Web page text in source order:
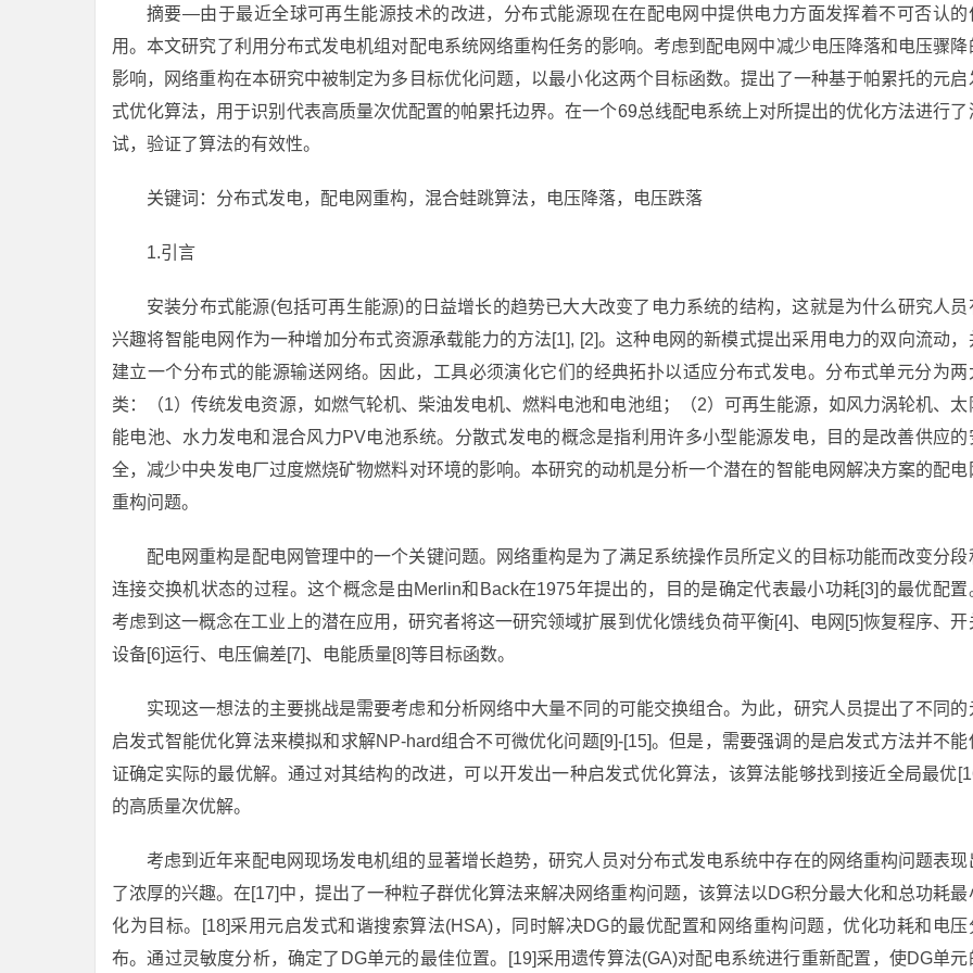
摘要—由于最近全球可再生能源技术的改进，分布式能源现在在配电网中提供电力方面发挥着不可否认的
用。本文研究了利用分布式发电机组对配电系统网络重构任务的影响。考虑到配电网中减少电压降落和电压骤降
影响，网络重构在本研究中被制定为多目标优化问题，以最小化这两个目标函数。提出了一种基于帕累托的元启
式优化算法，用于识别代表高质量次优配置的帕累托边界。在一个69总线配电系统上对所提出的优化方法进行了
试，验证了算法的有效性。
关键词：分布式发电，配电网重构，混合蛙跳算法，电压降落，电压跌落
1.引言
安装分布式能源(包括可再生能源)的日益增长的趋势已大大改变了电力系统的结构，这就是为什么研究人员
兴趣将智能电网作为一种增加分布式资源承载能力的方法[1], [2]。这种电网的新模式提出采用电力的双向流动，
建立一个分布式的能源输送网络。因此，工具必须演化它们的经典拓扑以适应分布式发电。分布式单元分为两
类：（1）传统发电资源，如燃气轮机、柴油发电机、燃料电池和电池组；（2）可再生能源，如风力涡轮机、太
能电池、水力发电和混合风力PV电池系统。分散式发电的概念是指利用许多小型能源发电，目的是改善供应的
全，减少中央发电厂过度燃烧矿物燃料对环境的影响。本研究的动机是分析一个潜在的智能电网解决方案的配电
重构问题。
配电网重构是配电网管理中的一个关键问题。网络重构是为了满足系统操作员所定义的目标功能而改变分段
连接交换机状态的过程。这个概念是由Merlin和Back在1975年提出的，目的是确定代表最小功耗[3]的最优配置
考虑到这一概念在工业上的潜在应用，研究者将这一研究领域扩展到优化馈线负荷平衡[4]、电网[5]恢复程序、开
设备[6]运行、电压偏差[7]、电能质量[8]等目标函数。
实现这一想法的主要挑战是需要考虑和分析网络中大量不同的可能交换组合。为此，研究人员提出了不同的
启发式智能优化算法来模拟和求解NP-hard组合不可微优化问题[9]-[15]。但是，需要强调的是启发式方法并不能
证确定实际的最优解。通过对其结构的改进，可以开发出一种启发式优化算法，该算法能够找到接近全局最优
的高质量次优解。
考虑到近年来配电网现场发电机组的显著增长趋势，研究人员对分布式发电系统中存在的网络重构问题表现
了浓厚的兴趣。在[17]中，提出了一种粒子群优化算法来解决网络重构问题，该算法以DG积分最大化和总功耗最
化为目标。[18]采用元启发式和谐搜索算法(HSA)，同时解决DG的最优配置和网络重构问题，优化功耗和电压
布。通过灵敏度分析，确定了DG单元的最佳位置。[19]采用遗传算法(GA)对配电系统进行重新配置，使DG单元